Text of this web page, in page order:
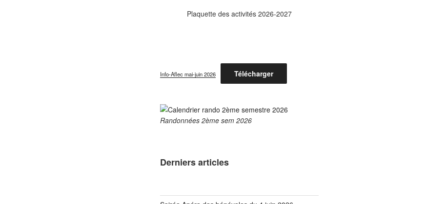
Plaquette des activités 2026-2027
Info-Aflec mai-juin 2026 Télécharger
Randonnées 2ème sem 2026
Derniers articles